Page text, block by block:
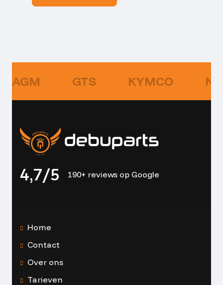
AGM GTS KYMCO
4,7/5 190+ reviews op Google
Home
Contact
Over ons
Tarieven